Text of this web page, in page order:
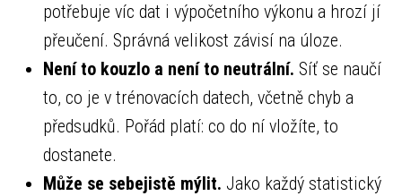
potřebuje víc dat i výpočetního výkonu a hrozí jí
přeučení. Správná velikost závisí na úloze.
Není to kouzlo a není to neutrální. Síť se naučí
to, co je v trénovacích datech, včetně chyb a
předsudků. Pořád platí: co do ní vložíte, to
dostanete.
Může se sebejistě mýlit. Jako každý statistický